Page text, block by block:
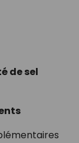
de sel